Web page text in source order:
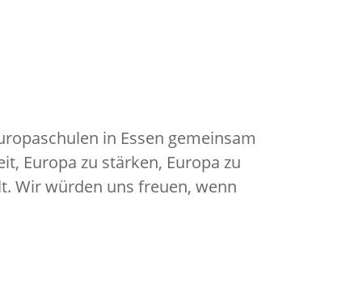
in Essen gemeinsam
Europa zu stärken, Europa zu
Wir würden uns freuen, wenn